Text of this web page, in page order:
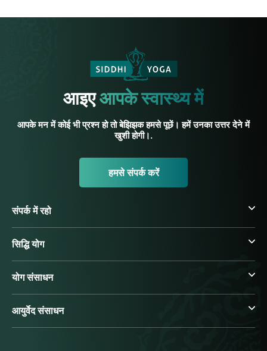
आइएआपके स्वास्थ्य में
आपके मन में कोई भी प्रश्न हो तो बेझिझक हमसे पूछें। हमें उनका उत्तर देने में
खुशी होगी।.
हमसे संपर्क करें
संपर्क में रहो
सिद्धि योग
योग संसाधन
आयुर्वेद संसाधन